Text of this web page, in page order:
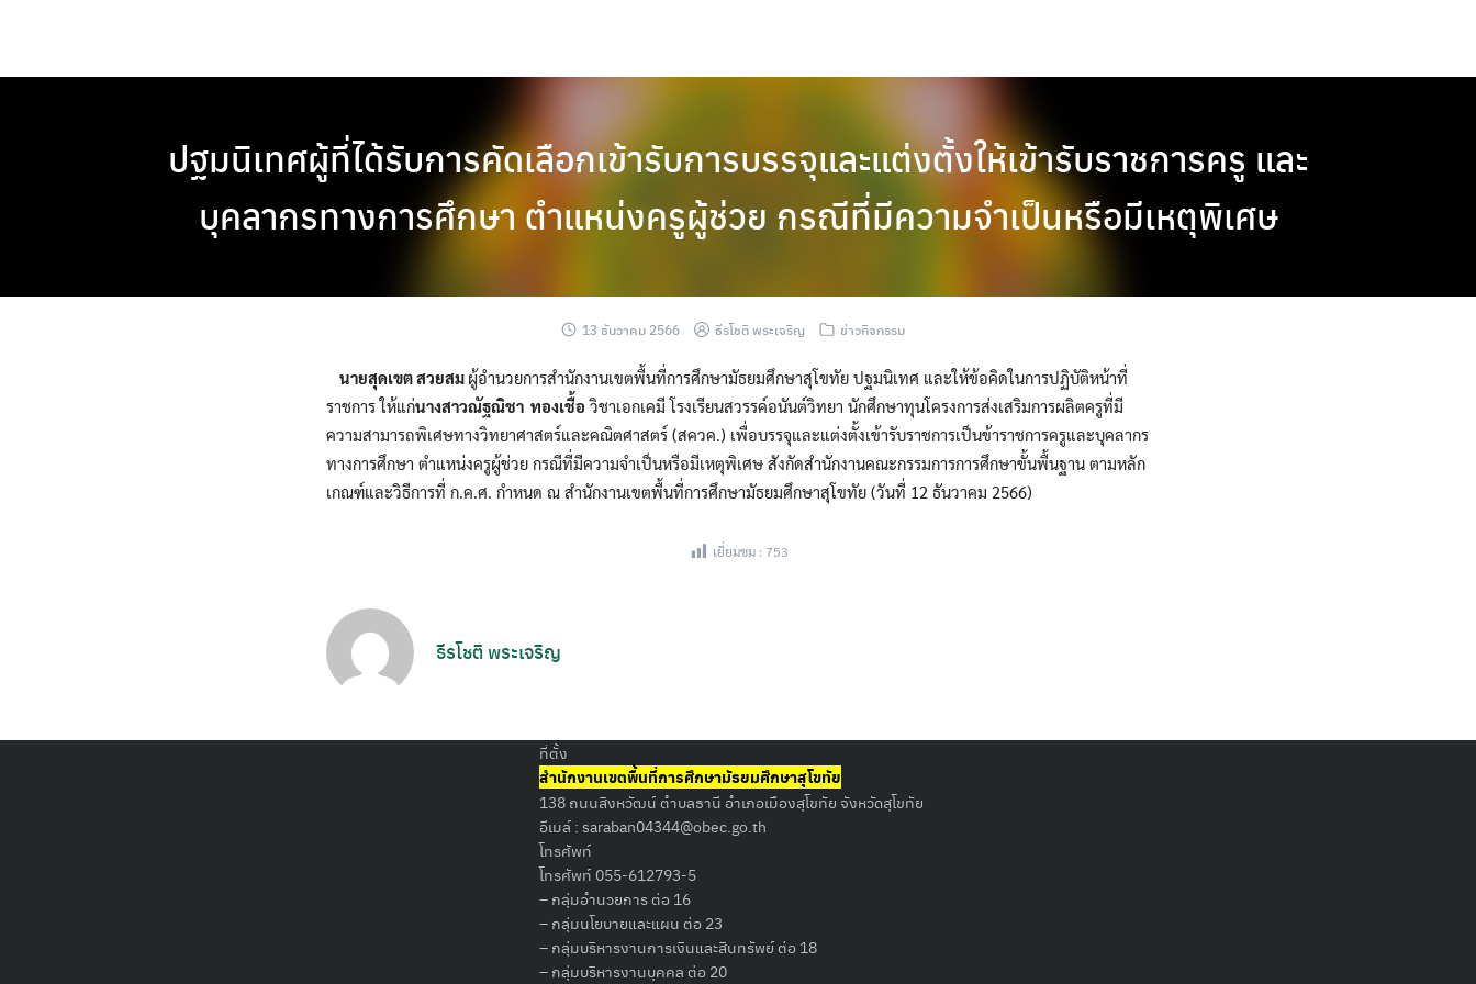
ปฐมนิเทศผู้ที่ได้รับการคัดเลือกเข้ารับการบรรจุและแต่งตั้งให้เข้ารับราชการครู และ
บุคลากรทางการศึกษา ตำแหน่งครูผู้ช่วย กรณีที่มีความจำเป็นหรือมีเหตุพิเศษ
13 ธันวาคม 2566 ธีรโชติ พระเจริญ ข่าวกิจกรรม
นายสุดเขต สวยสม ผู้อำนวยการสำนักงานเขตพื้นที่การศึกษามัธยมศึกษาสุโขทัย ปฐมนิเทศ และให้ข้อคิดในการปฏิบัติหน้าที่
ราชการ ให้แก่นางสาวณัฐณิชา ทองเชื้อ วิชาเอกเคมี โรงเรียนสวรรค์อนันต์วิทยา นักศึกษาทุนโครงการส่งเสริมการผลิตครูที่มี
ความสามารถพิเศษทางวิทยาศาสตร์และคณิตศาสตร์ (สควค.) เพื่อบรรจุและแต่งตั้งเข้ารับราชการเป็นข้าราชการครูและบุคลากร
ทางการศึกษา ตำแหน่งครูผู้ช่วย กรณีที่มีความจำเป็นหรือมีเหตุพิเศษ สังกัดสำนักงานคณะกรรมการการศึกษาขั้นพื้นฐาน ตามหลัก
เกณฑ์และวิธีการที่ ก.ค.ศ. กำหนด ณ สำนักงานเขตพื้นที่การศึกษามัธยมศึกษาสุโขทัย (วันที่ 12 ธันวาคม 2566)
เยี่ยมชม : 753
ธีรโชติ พระเจริญ
ที่ตั้ง
สำนักงานเขตพื้นที่การศึกษามัธยมศึกษาสุโขทัย
138 ถนนสิงหวัฒน์ ตำบลธานี อำเภอเมืองสุโขทัย จังหวัดสุโขทัย
อีเมล์ : saraban04344@obec.go.th
โทรศัพท์
โทรศัพท์ 055-612793-5
– กลุ่มอำนวยการ ต่อ 16
– กลุ่มนโยบายและแผน ต่อ 23
– กลุ่มบริหารงานการเงินและสินทรัพย์ ต่อ 18
– กลุ่มบริหารงานบุคคล ต่อ 20